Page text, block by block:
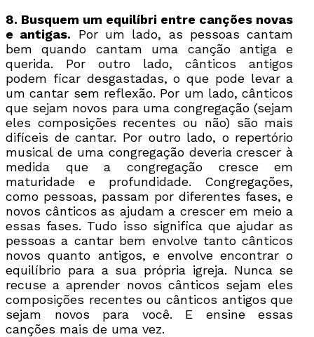
8. Busquem um equilíbri entre canções novas
e antigas. Por um lado, as pessoas cantam
bem quando cantam uma canção antiga e
querida. Por outro lado, cânticos antigos
podem ficar desgastadas, o que pode levar a
um cantar sem reflexão. Por um lado, cânticos
que sejam novos para uma congregação (sejam
eles composições recentes ou não) são mais
difíceis de cantar. Por outro lado, o repertório
musical de uma congregação deveria crescer à
medida que a congregação cresce em
maturidade e profundidade. Congregações,
como pessoas, passam por diferentes fases, e
novos cânticos as ajudam a crescer em meio a
essas fases. Tudo isso significa que ajudar as
pessoas a cantar bem envolve tanto cânticos
novos quanto antigos, e envolve encontrar o
equilíbrio para a sua própria igreja. Nunca se
recuse a aprender novos cânticos sejam eles
composições recentes ou cânticos antigos que
sejam novos para você. E ensine essas
canções mais de uma vez.